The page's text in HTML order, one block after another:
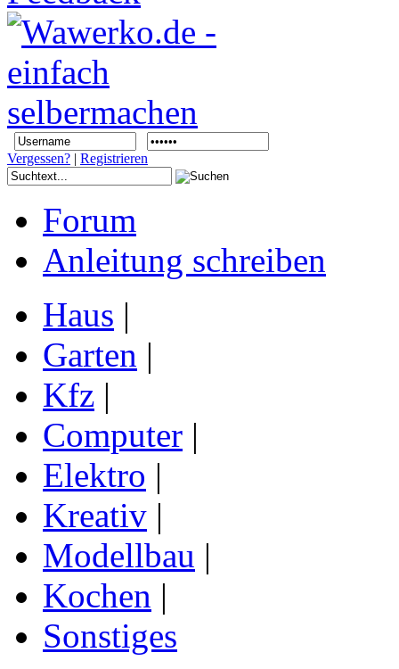
Vergessen? | Registrieren
Forum
Anleitung schreiben
Haus |
Garten |
Kfz |
Computer |
Elektro |
Kreativ |
Modellbau |
Kochen |
Sonstiges